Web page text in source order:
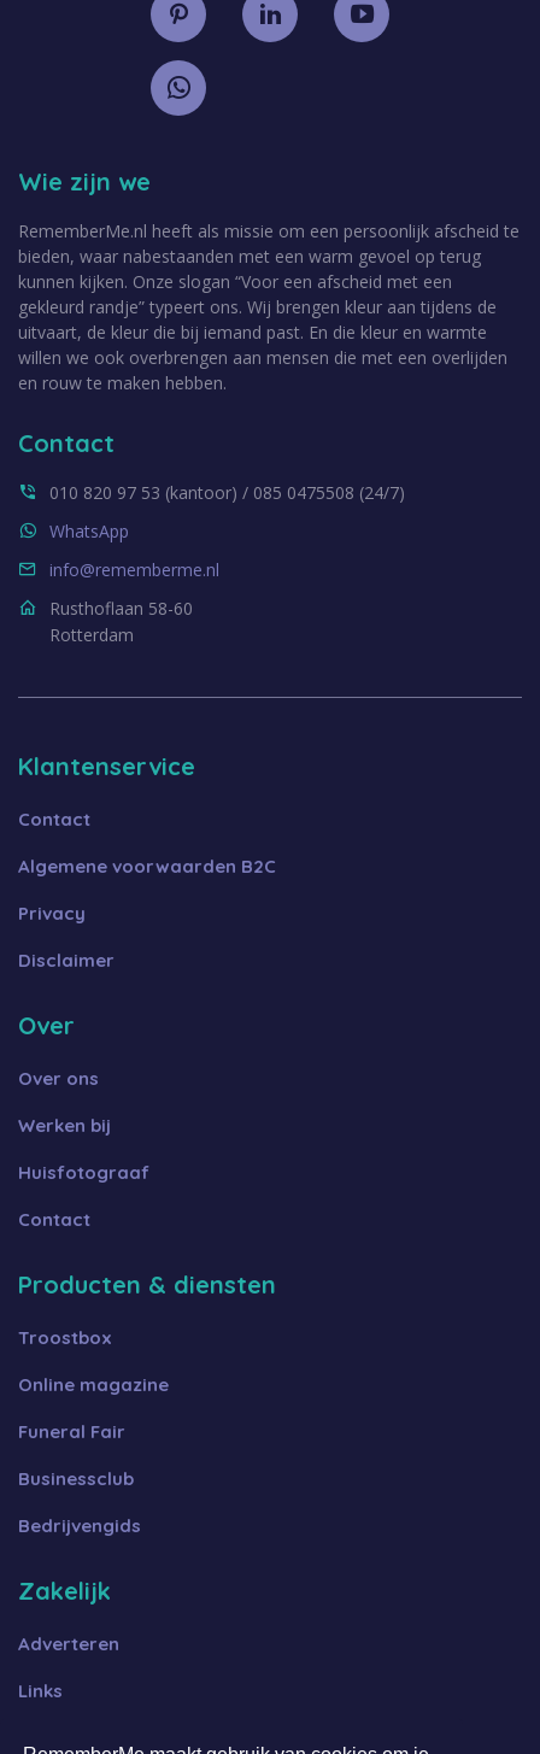
Contact
010 820 97 53 (kantoor) / 085 0475508 (24/7)
WhatsApp
info@rememberme.nl
Rusthoflaan 58-60
Rotterdam
Wie zijn we
RememberMe.nl heeft als missie om een persoonlijk afscheid te
bieden, waar nabestaanden met een warm gevoel op terug
kunnen kijken. Onze slogan “Voor een afscheid met een
gekleurd randje” typeert ons. Wij brengen kleur aan tijdens de
uitvaart, de kleur die bij iemand past. En die kleur en warmte
willen we ook overbrengen aan mensen die met een overlijden
en rouw te maken hebben.
Klantenservice
Contact
Algemene voorwaarden B2C
Privacy
Disclaimer
Over
Over ons
Werken bij
Huisfotograaf
Contact
Producten & diensten
Troostbox
Online magazine
Funeral Fair
Businessclub
Bedrijvengids
Zakelijk
Adverteren
Links